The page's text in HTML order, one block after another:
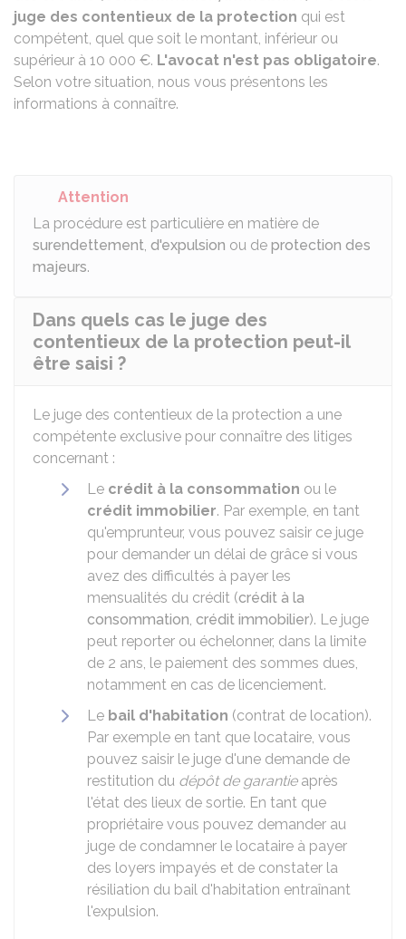
juge des contentieux de la protection qui est
compétent, quel que soit le montant, inférieur ou
supérieur à 10 000 €. L'avocat n'est pas obligatoire.
Selon votre situation, nous vous présentons les
informations à connaître.
Attention
La procédure est particulière en matière de
surendettement, d'expulsion ou de protection des
majeurs.
Dans quels cas le juge des
contentieux de la protection peut-il
être saisi ?
Le juge des contentieux de la protection a une
compétente exclusive pour connaître des litiges
concernant :
Le crédit à la consommation ou le
crédit immobilier. Par exemple, en tant
qu'emprunteur, vous pouvez saisir ce juge
pour demander un délai de grâce si vous
avez des difficultés à payer les
mensualités du crédit (crédit à la
consommation, crédit immobilier). Le juge
peut reporter ou échelonner, dans la limite
de 2 ans, le paiement des sommes dues,
notamment en cas de licenciement.
Le bail d'habitation (contrat de location).
Par exemple en tant que locataire, vous
pouvez saisir le juge d'une demande de
restitution du dépôt de garantieaprès
l'état des lieux de sortie. En tant que
propriétaire vous pouvez demander au
juge de condamner le locataire à payer
des loyers impayés et de constater la
résiliation du bail d'habitation entraînant
l'expulsion.